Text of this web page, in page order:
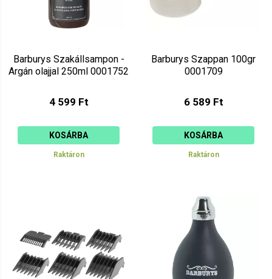
Barburys Szakállsampon -
Argán olajjal 250ml 0001752
4 599 Ft
KOSÁRBA
Raktáron
Barburys Szappan 100gr
0001709
6 589 Ft
KOSÁRBA
Raktáron